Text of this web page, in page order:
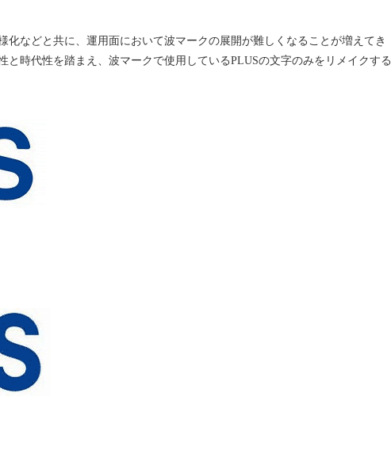
などと共に、運用面において波マークの展開が難しくなることが増えてき
と時代性を踏まえ、波マークで使用しているPLUSの文字のみをリメイクする